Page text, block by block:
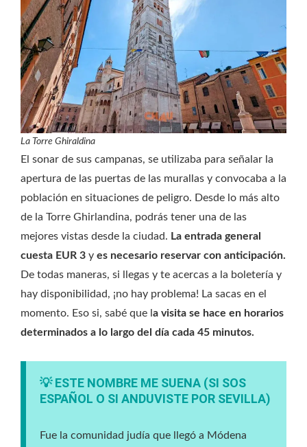
La Torre Ghiraldina
El sonar de sus campanas, se utilizaba para señalar la
apertura de las puertas de las murallas y convocaba a la
población en situaciones de peligro. Desde lo más alto
de la Torre Ghirlandina, podrás tener una de las
mejores vistas desde la ciudad. La entrada general
cuesta EUR 3 y es necesario reservar con anticipación.
De todas maneras, si llegas y te acercas a la boletería y
hay disponibilidad, ¡no hay problema! La sacas en el
momento. Eso si, sabé que la visita se hace en horarios
determinados a lo largo del día cada 45 minutos.
💡 ESTE NOMBRE ME SUENA (SI SOS
ESPAÑOL O SI ANDUVISTE POR SEVILLA)
Fue la comunidad judía que llegó a Módena